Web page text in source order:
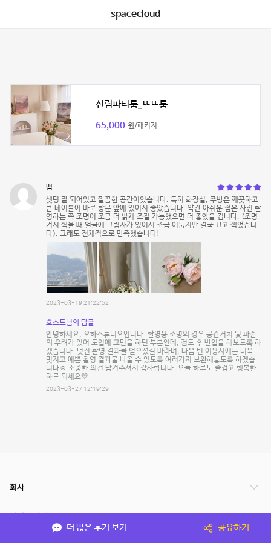
spacecloud
신림파티룸_뜨뜨룸
65,000 원/패키지
떱
셋팅 잘 되어있고 깔끔한 공간이었습니다. 특히 화장실, 주방은 깨끗하고
큰 테이블이 바로 창문 앞에 있어서 좋았습니다. 약간 아쉬운 점은 사진 촬
영하는 쪽 조명이 조금 더 밝게 조절 가능했으면 더 좋았을 겁니다. (조명
켜서 찍을 때 얼굴에 그림자가 있어서 조금 어둡지만 결국 끄고 찍었습니
다). 그래도 전체적으로 만족했습니다!
2023-03-19 21:22:52
호스트님의 답글
안녕하세요, 오하스튜디오입니다. 촬영용 조명의 경우 공간거치 및 파손
의 우려가 있어 도입에 고민을 하던 부분인데, 검토 후 반입을 해보도록 하
겠습니다. 멋진 촬영 결과물 얻으셨길 바라며, 다음 번 이용시에는 더욱
멋지고 예쁜 촬영 결과물 나올 수 있도록 여러가지 보완해놓도록 하겠습
니다☺️ 소중한 의견 남겨주셔서 감사합니다. 오늘 하루도 즐겁고 행복한
하루 되세요💛
2023-03-27 12:19:29
더 많은 후기 보기 공유하기
회사